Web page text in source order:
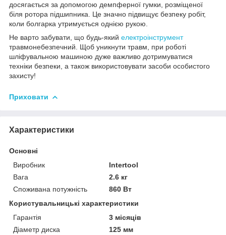
досягається за допомогою демпферної гумки, розміщеної
біля ротора підшипника. Це значно підвищує безпеку робіт,
коли болгарка утримується однією рукою.
Не варто забувати, що будь-який електроінструмент
травмонебезпечний. Щоб уникнути травм, при роботі
шліфувальною машиною дуже важливо дотримуватися
техніки безпеки, а також використовувати засоби особистого
захисту!
Приховати
Характеристики
Основні
Виробник
Intertool
Вага
2.6 кг
Споживана потужність
860 Вт
Користувальницькі характеристики
Гарантія
3 місяців
Діаметр диска
125 мм